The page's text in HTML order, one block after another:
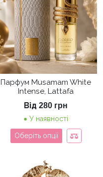
Парфум Musamam White
Intense, Lattafa
Від 280 грн
У наявності
Оберіть опції